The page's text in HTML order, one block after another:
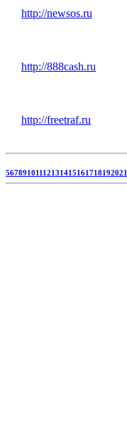
http://newsos.ru
http://888cash.ru
http://freetraf.ru
56789101112131415161718192021